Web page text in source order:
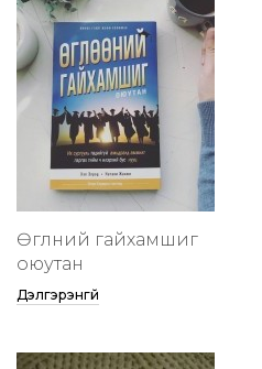
Өглөөний гайхамшиг
оюутан
Дэлгэрэнгүй